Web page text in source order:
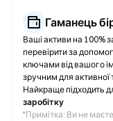
Гаманець
Ваші активи на 100%
перевірити за
ключами від вашого
зручним для активної
Найкраще підходить
заробітку
*Примітка: Ви не